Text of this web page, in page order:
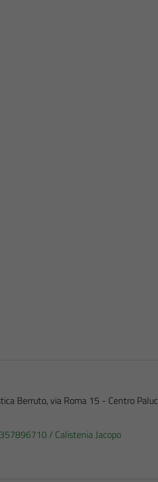
Berruto, via Roma 15 - Centro Paluc
/ Calistenia Jacopo